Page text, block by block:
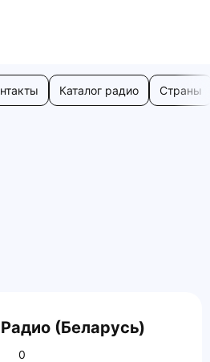
Каталог радио Страны
(Беларусь)
0